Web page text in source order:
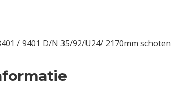
/ 9401 D/N 35/92/U24/ 2170mm schoten